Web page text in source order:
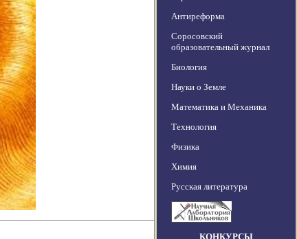
Антиреформа
Соросовский
образовательный журнал
Биология
Науки о Земле
Математика и Механика
Технология
Физика
Химия
Русская литература
КОНКУРСЫ